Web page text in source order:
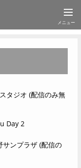
タジオ (配信のみ無
Day 2
サンプラザ (配信の